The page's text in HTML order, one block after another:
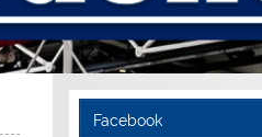
Facebook